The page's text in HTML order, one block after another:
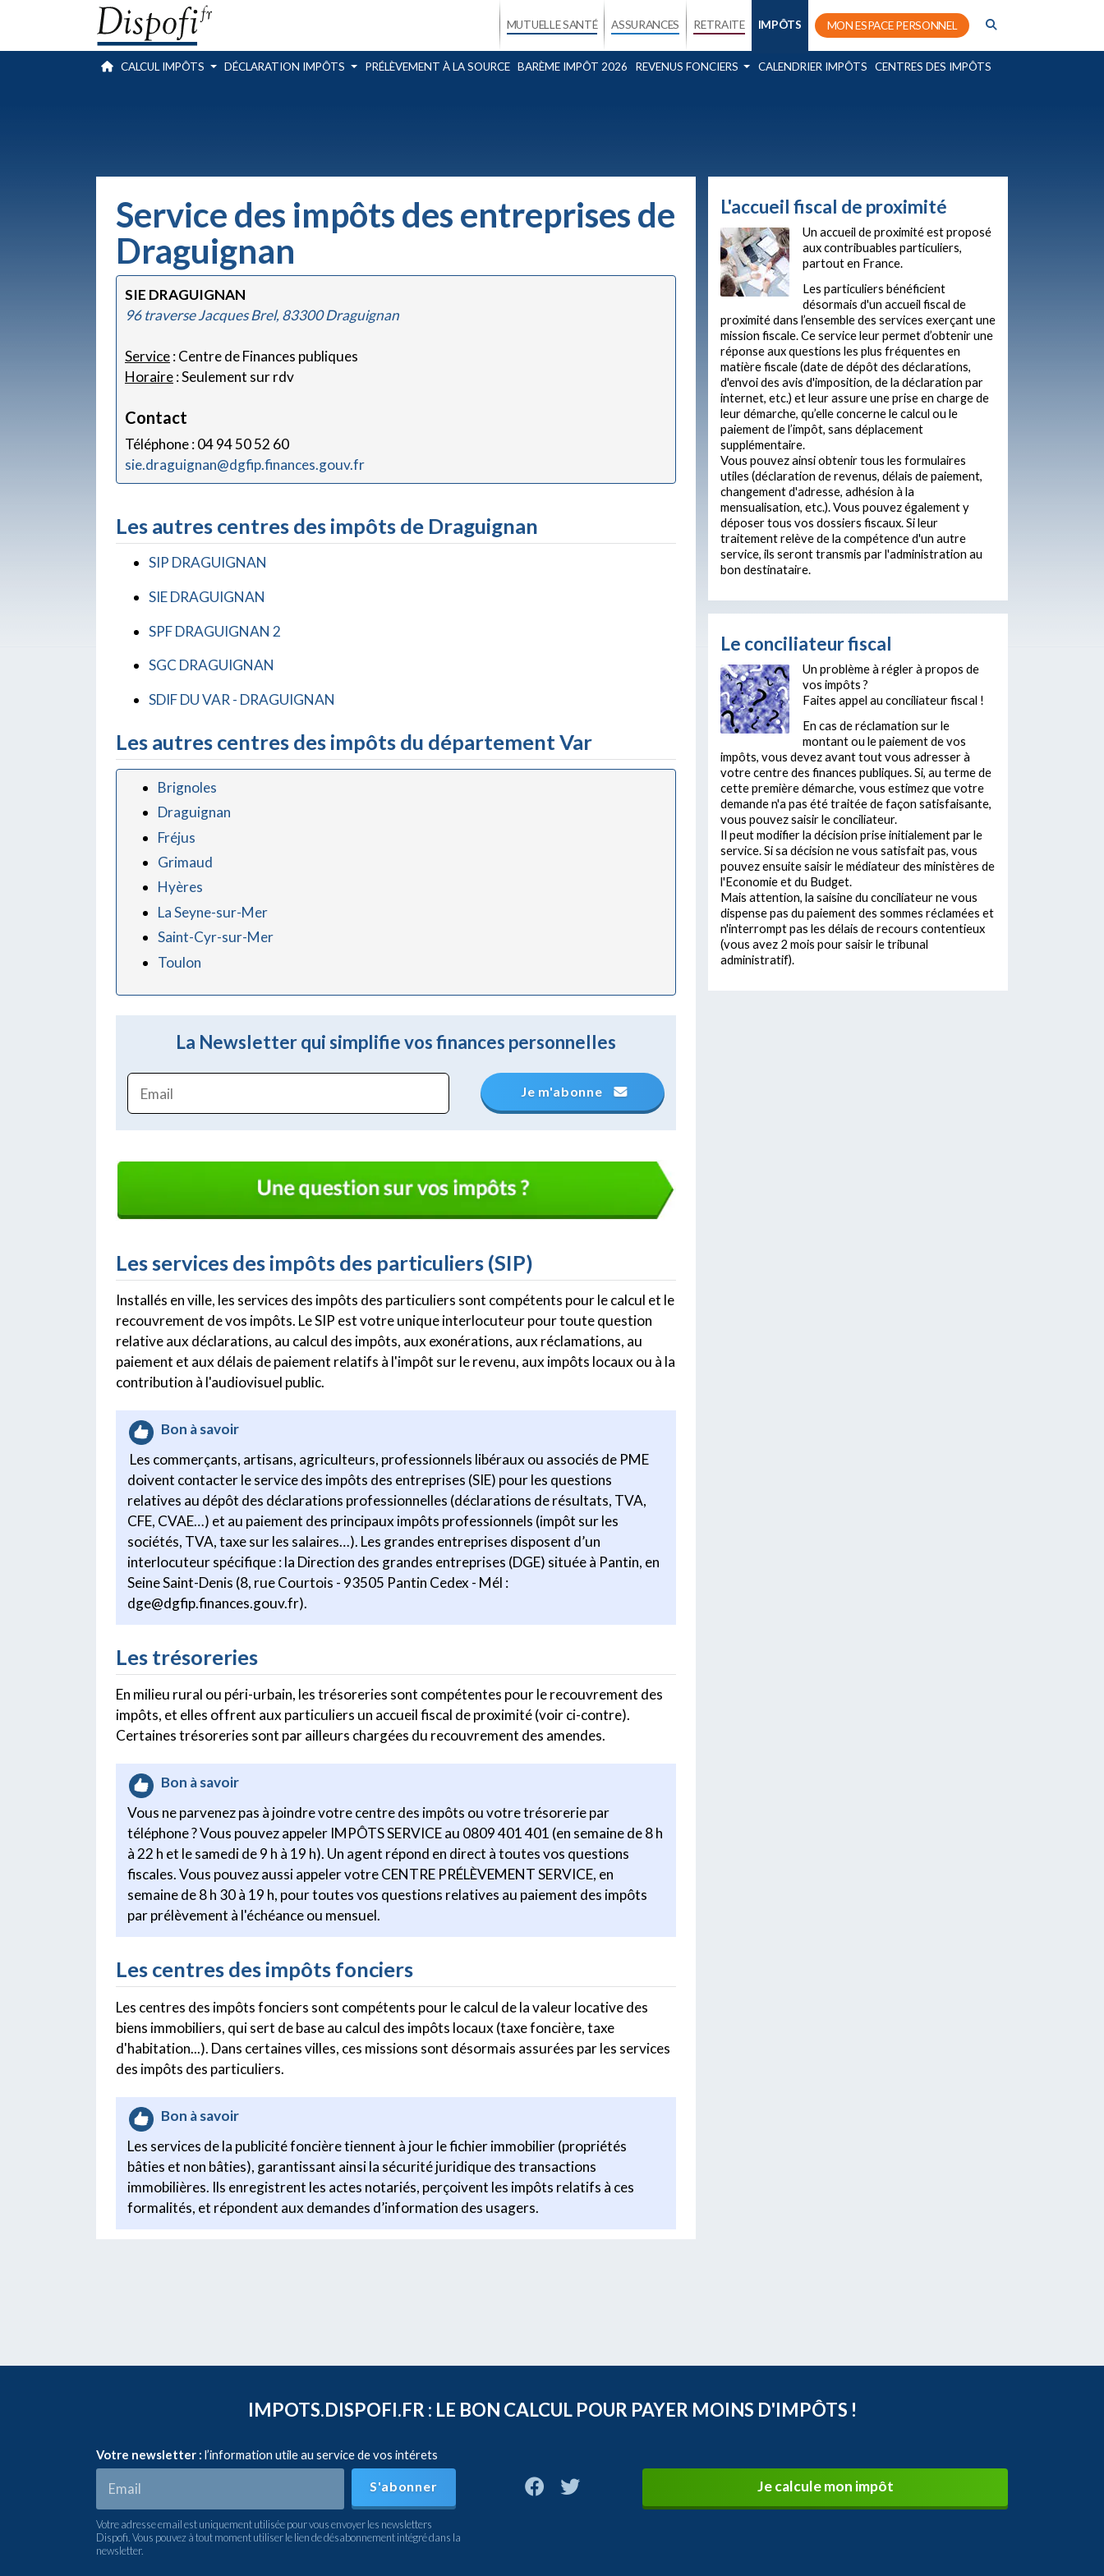
MUTUELLE SANTÉ ASSURANCES RETRAITE IMPÔTS MON ESPACE PERSONNEL
CALCUL IMPÔTS DÉCLARATION IMPÔTS PRÉLÈVEMENT À LA SOURCE BARÈME IMPÔT 2026 REVENUS FONCIERS CALENDRIER IMPÔTS CENTRES DES IMPÔTS
Service des impôts des entreprises de
Draguignan
SIE DRAGUIGNAN
96 traverse Jacques Brel, 83300 Draguignan
Service: Centre de Finances publiques
Horaire: Seulement sur rdv
Contact
Téléphone : 04 94 50 52 60
sie.draguignan@dgfip.finances.gouv.fr
Les autres centres des impôts de Draguignan
SIP DRAGUIGNAN
SIE DRAGUIGNAN
SPF DRAGUIGNAN 2
SGC DRAGUIGNAN
SDIF DU VAR - DRAGUIGNAN
Les autres centres des impôts du département Var
Brignoles
Draguignan
Fréjus
Grimaud
Hyères
La Seyne-sur-Mer
Saint-Cyr-sur-Mer
Toulon
La Newsletter qui simplifie vos finances personnelles
Je m'abonne
Les services des impôts des particuliers (SIP)
Installés en ville, les services des impôts des particuliers sont compétents pour le calcul et le
recouvrement de vos impôts. Le SIP est votre unique interlocuteur pour toute question
relative aux déclarations, au calcul des impôts, aux exonérations, aux réclamations, au
paiement et aux délais de paiement relatifs à l'impôt sur le revenu, aux impôts locaux ou à la
contribution à l'audiovisuel public.
Bon à savoir
Les commerçants, artisans, agriculteurs, professionnels libéraux ou associés de PME
doivent contacter le service des impôts des entreprises (SIE) pour les questions
relatives au dépôt des déclarations professionnelles (déclarations de résultats, TVA,
CFE, CVAE…) et au paiement des principaux impôts professionnels (impôt sur les
sociétés, TVA, taxe sur les salaires…). Les grandes entreprises disposent d’un
interlocuteur spécifique : la Direction des grandes entreprises (DGE) située à Pantin, en
Seine Saint-Denis (8, rue Courtois - 93505 Pantin Cedex - Mél :
dge@dgfip.finances.gouv.fr).
Les trésoreries
En milieu rural ou péri-urbain, les trésoreries sont compétentes pour le recouvrement des
impôts, et elles offrent aux particuliers un accueil fiscal de proximité (voir ci-contre).
Certaines trésoreries sont par ailleurs chargées du recouvrement des amendes.
Bon à savoir
Vous ne parvenez pas à joindre votre centre des impôts ou votre trésorerie par
téléphone ? Vous pouvez appeler IMPÔTS SERVICE au 0809 401 401 (en semaine de 8 h
à 22 h et le samedi de 9 h à 19 h). Un agent répond en direct à toutes vos questions
fiscales. Vous pouvez aussi appeler votre CENTRE PRÉLÈVEMENT SERVICE, en
semaine de 8 h 30 à 19 h, pour toutes vos questions relatives au paiement des impôts
par prélèvement à l'échéance ou mensuel.
Les centres des impôts fonciers
Les centres des impôts fonciers sont compétents pour le calcul de la valeur locative des
biens immobiliers, qui sert de base au calcul des impôts locaux (taxe foncière, taxe
d'habitation...). Dans certaines villes, ces missions sont désormais assurées par les services
des impôts des particuliers.
Bon à savoir
Les services de la publicité foncière tiennent à jour le fichier immobilier (propriétés
bâties et non bâties), garantissant ainsi la sécurité juridique des transactions
immobilières. Ils enregistrent les actes notariés, perçoivent les impôts relatifs à ces
formalités, et répondent aux demandes d’information des usagers.
L'accueil fiscal de proximité
Un accueil de proximité est proposé
aux contribuables particuliers,
partout en France.
Les particuliers bénéficient
désormais d'un accueil fiscal de
proximité dans l’ensemble des services exerçant une
mission fiscale. Ce service leur permet d’obtenir une
réponse aux questions les plus fréquentes en
matière fiscale (date de dépôt des déclarations,
d'envoi des avis d'imposition, de la déclaration par
internet, etc.) et leur assure une prise en charge de
leur démarche, qu’elle concerne le calcul ou le
paiement de l’impôt, sans déplacement
supplémentaire.
Vous pouvez ainsi obtenir tous les formulaires
utiles (déclaration de revenus, délais de paiement,
changement d'adresse, adhésion à la
mensualisation, etc.). Vous pouvez également y
déposer tous vos dossiers fiscaux. Si leur
traitement relève de la compétence d'un autre
service, ils seront transmis par l'administration au
bon destinataire.
Le conciliateur fiscal
Un problème à régler à propos de
vos impôts ?
Faites appel au conciliateur fiscal !
En cas de réclamation sur le
montant ou le paiement de vos
impôts, vous devez avant tout vous adresser à
votre centre des finances publiques. Si, au terme de
cette première démarche, vous estimez que votre
demande n'a pas été traitée de façon satisfaisante,
vous pouvez saisir le conciliateur.
Il peut modifier la décision prise initialement par le
service. Si sa décision ne vous satisfait pas, vous
pouvez ensuite saisir le médiateur des ministères de
l'Economie et du Budget.
Mais attention, la saisine du conciliateur ne vous
dispense pas du paiement des sommes réclamées et
n'interrompt pas les délais de recours contentieux
(vous avez 2 mois pour saisir le tribunal
administratif).
IMPOTS.DISPOFI.FR : LE BON CALCUL POUR PAYER MOINS D'IMPÔTS !
Votre newsletter : l’information utile au service de vos intérets
S'abonner
Votre adresse email est uniquement utilisée pour vous envoyer les newsletters
Dispofi. Vous pouvez à tout moment utiliser le lien de désabonnement intégré dans la
newsletter.
Je calcule mon impôt